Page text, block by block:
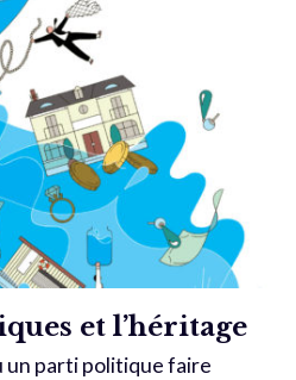
et l’héritage
un parti politique faire